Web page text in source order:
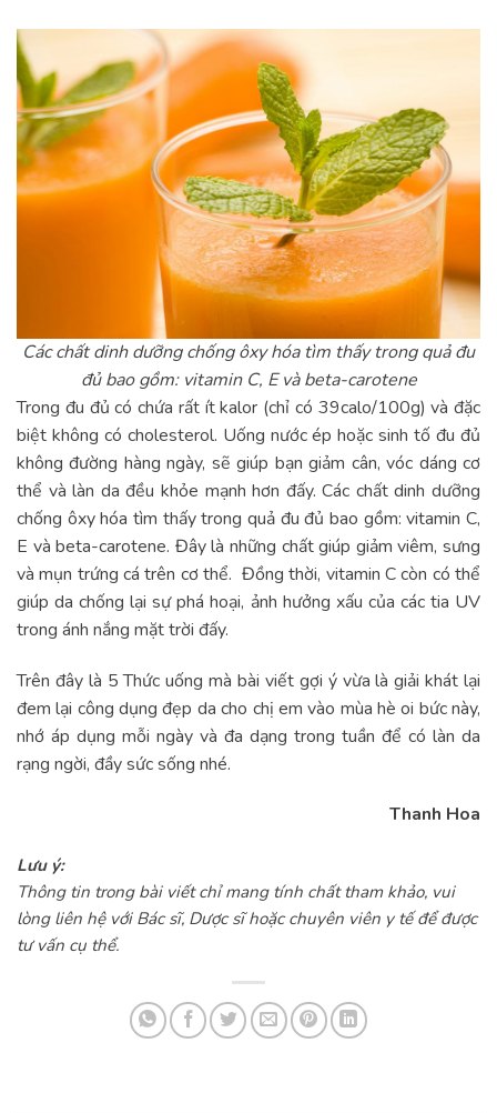
Các chất dinh dưỡng chống ôxy hóa tìm thấy trong quả đu
đủ bao gồm: vitamin C, E và beta-carotene
Trong đu đủ có chứa rất ít kalor (chỉ có 39calo/100g) và đặc
biệt không có cholesterol. Uống nước ép hoặc sinh tố đu đủ
không đường hàng ngày, sẽ giúp bạn giảm cân, vóc dáng cơ
thể và làn da đều khỏe mạnh hơn đấy. Các chất dinh dưỡng
chống ôxy hóa tìm thấy trong quả đu đủ bao gồm: vitamin C,
E và beta-carotene. Đây là những chất giúp giảm viêm, sưng
và mụn trứng cá trên cơ thể. Đồng thời, vitamin C còn có thể
giúp da chống lại sự phá hoại, ảnh hưởng xấu của các tia UV
trong ánh nắng mặt trời đấy.
Trên đây là 5 Thức uống mà bài viết gợi ý vừa là giải khát lại
đem lại công dụng đẹp da cho chị em vào mùa hè oi bức này,
nhớ áp dụng mỗi ngày và đa dạng trong tuần để có làn da
rạng ngời, đầy sức sống nhé.
Thanh Hoa
Lưu ý:
Thông tin trong bài viết chỉ mang tính chất tham khảo, vui
lòng liên hệ với Bác sĩ, Dược sĩ hoặc chuyên viên y tế để được
tư vấn cụ thể.